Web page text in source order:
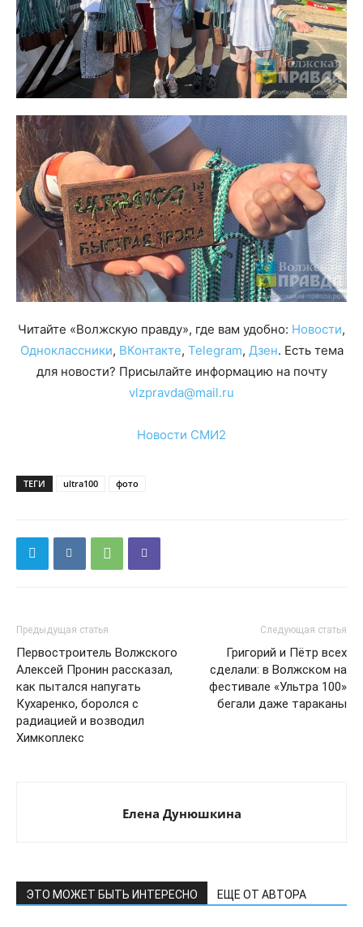
Читайте «Волжскую правду», где вам удобно: Новости,
Одноклассники, ВКонтакте, Telegram, Дзен. Есть тема
для новости? Присылайте информацию на почту
vlzpravda@mail.ru
Новости СМИ2
ТЕГИ ultra100 фото
Предыдущая статья
Первостроитель Волжского
Алексей Пронин рассказал,
как пытался напугать
Кухаренко, боролся с
радиацией и возводил
Химкоплекс
Следующая статья
Григорий и Пётр всех
сделали: в Волжском на
фестивале «Ультра 100»
бегали даже тараканы
Елена Дунюшкина
ЭТО МОЖЕТ БЫТЬ ИНТЕРЕСНО ЕЩЕ ОТ АВТОРА